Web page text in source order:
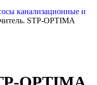
канализационные и
STP-OPTIMA